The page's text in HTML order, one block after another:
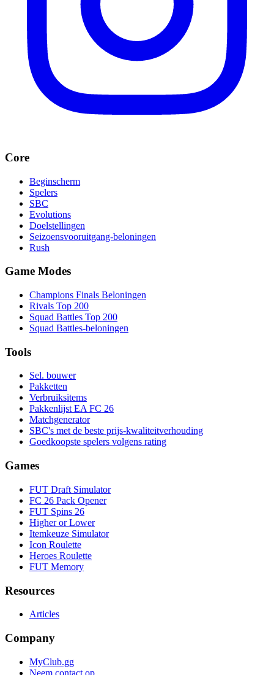
Core
Beginscherm
Spelers
SBC
Evolutions
Doelstellingen
Seizoensvooruitgang-beloningen
Rush
Game Modes
Champions Finals Beloningen
Rivals Top 200
Squad Battles Top 200
Squad Battles-beloningen
Tools
Sel. bouwer
Pakketten
Verbruiksitems
Pakkenlijst EA FC 26
Matchgenerator
SBC's met de beste prijs-kwaliteitverhouding
Goedkoopste spelers volgens rating
Games
FUT Draft Simulator
FC 26 Pack Opener
FUT Spins 26
Higher or Lower
Itemkeuze Simulator
Icon Roulette
Heroes Roulette
FUT Memory
Resources
Articles
Company
MyClub.gg
Neem contact op